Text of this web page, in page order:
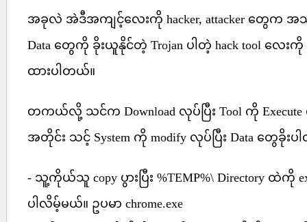
အခုလဲ အဲဒီအကျင့်လေးကို hacker, attacker တွေက အ
Data တွေကို ခိုးယူနိုင်တဲ့ Trojan ပါတဲ့ hack tool လေး
ထားပါတယ်။
တကယ်လို့ သင်က Download လုပ်ပြီး Tool ကို
အတိုင်း သင့် System ကို modify လုပ်ပြီး Data တွေခိုး
- သူ့ကိုယ်သူ copy ပွားပြီး %TEMP%\ Directory ထဲ
ပါလိမ့်မယ်။ ဥပမာ chrome.exe